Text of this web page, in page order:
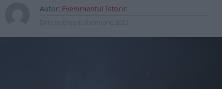
Autor: Evenimentul Istoric